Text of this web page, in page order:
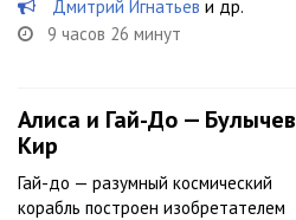
Дмитрий Игнатьев и др.
9 часов 26 минут
Алиса и Гай-До — Булычев
Кир
Гай-до — разумный космический
корабль построен изобретателем